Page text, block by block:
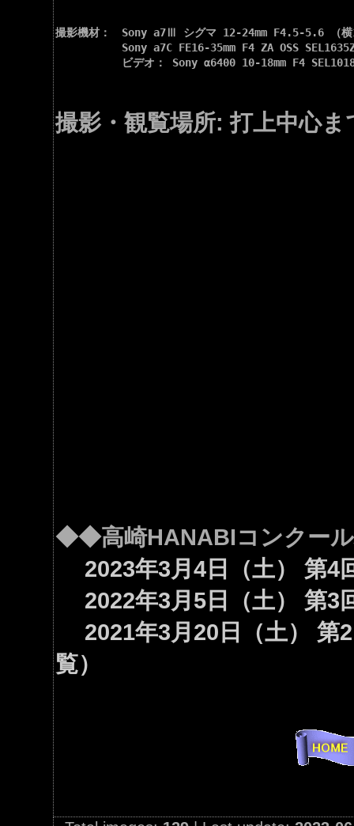
撮影機材：　Sony a7Ⅲ シグマ 12-24mm F4.5-5.6 （横
Sony a7C FE16-35mm F4 ZA OSS SEL1635Z
ビデオ： Sony α6400 10-18mm F4 SEL1018（
撮影・観覧場所: 打上中心ま
◆◆高崎HANABIコンクー
2023年3月4日（土） 第
2022年3月5日（土） 第
2021年3月20日（土）
覧）